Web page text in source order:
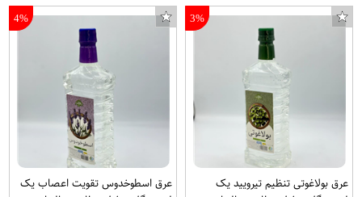
3%
عرق بولاغوتی تنظیم تیرویید یک
4%
عرق اسطوخدوس تقویت اعصاب یک